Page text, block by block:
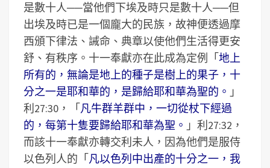
是數十人──當他們下埃及時只是數十人──但
出埃及時已是一個龐大的民族，故神便透過摩
西頒下律法、誡命、典章以使他們生活得更安
舒、有秩序。十一奉獻亦在此成為定例「地上
所有的，無論是地上的種子是樹上的果子，十
分之一是耶和華的，是歸給耶和華為聖的。 」
利27:30，「凡牛群羊群中，一切從杖下經過
的，每第十隻要歸給耶和華為聖。 」利27:32，
而該十一奉獻亦轉交利未人，因為他們是服侍
以色列人的「凡以色列中出產的十分之一，我